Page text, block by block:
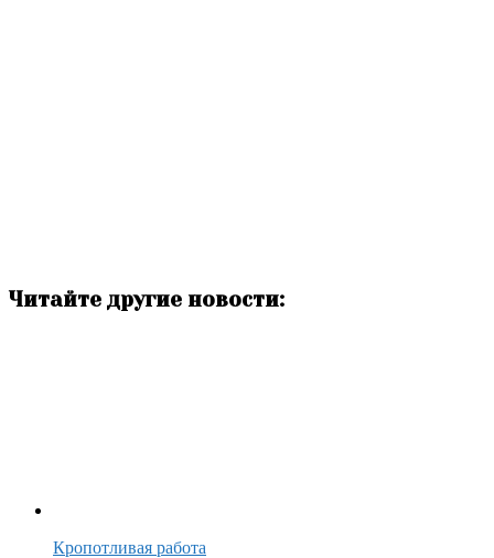
Читайте другие новости:
Кропотливая работа